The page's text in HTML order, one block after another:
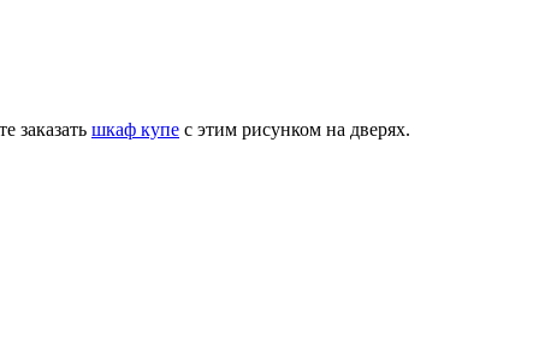
заказать шкаф купе с этим рисунком на дверях.